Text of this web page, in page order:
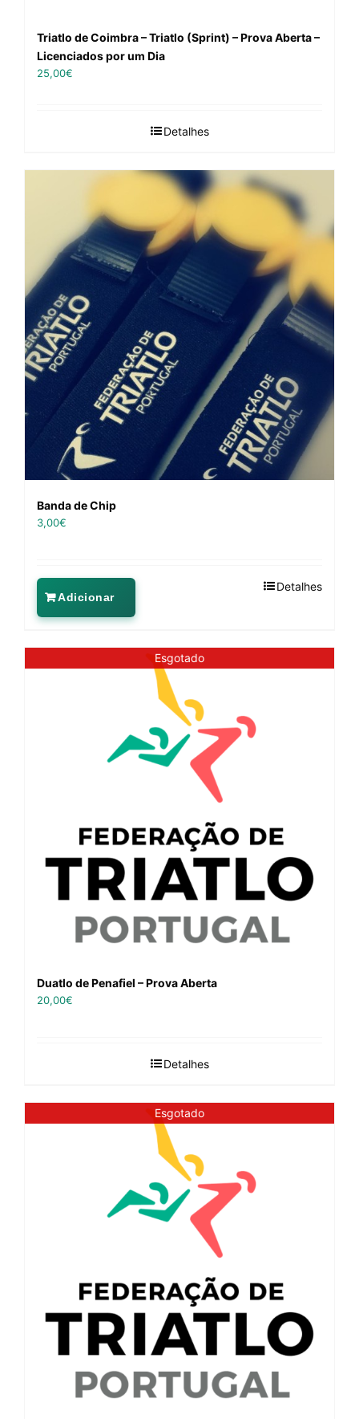
Triatlo de Coimbra – Triatlo (Sprint) – Prova Aberta –
Licenciados por um Dia
25,00€
Detalhes
Banda de Chip
3,00€
Adicionar
Detalhes
Esgotado
Duatlo de Penafiel – Prova Aberta
20,00€
Detalhes
Esgotado